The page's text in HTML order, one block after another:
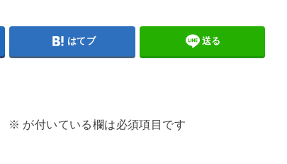
はてブ 送る
※ が付いている欄は必須項目です